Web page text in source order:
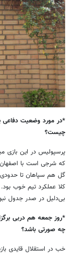
*در مورد وضعیت دفاعی
چیست؟
پرسپولیس در این بازی
که شرجی است با
گل هم سپاهان تا
کلا عملکرد تیم خوب
بی‌دلیل در صدر جدول
*روز جمعه هم دربی
چه صورتی باشد؟
خب در استقلال قایدی